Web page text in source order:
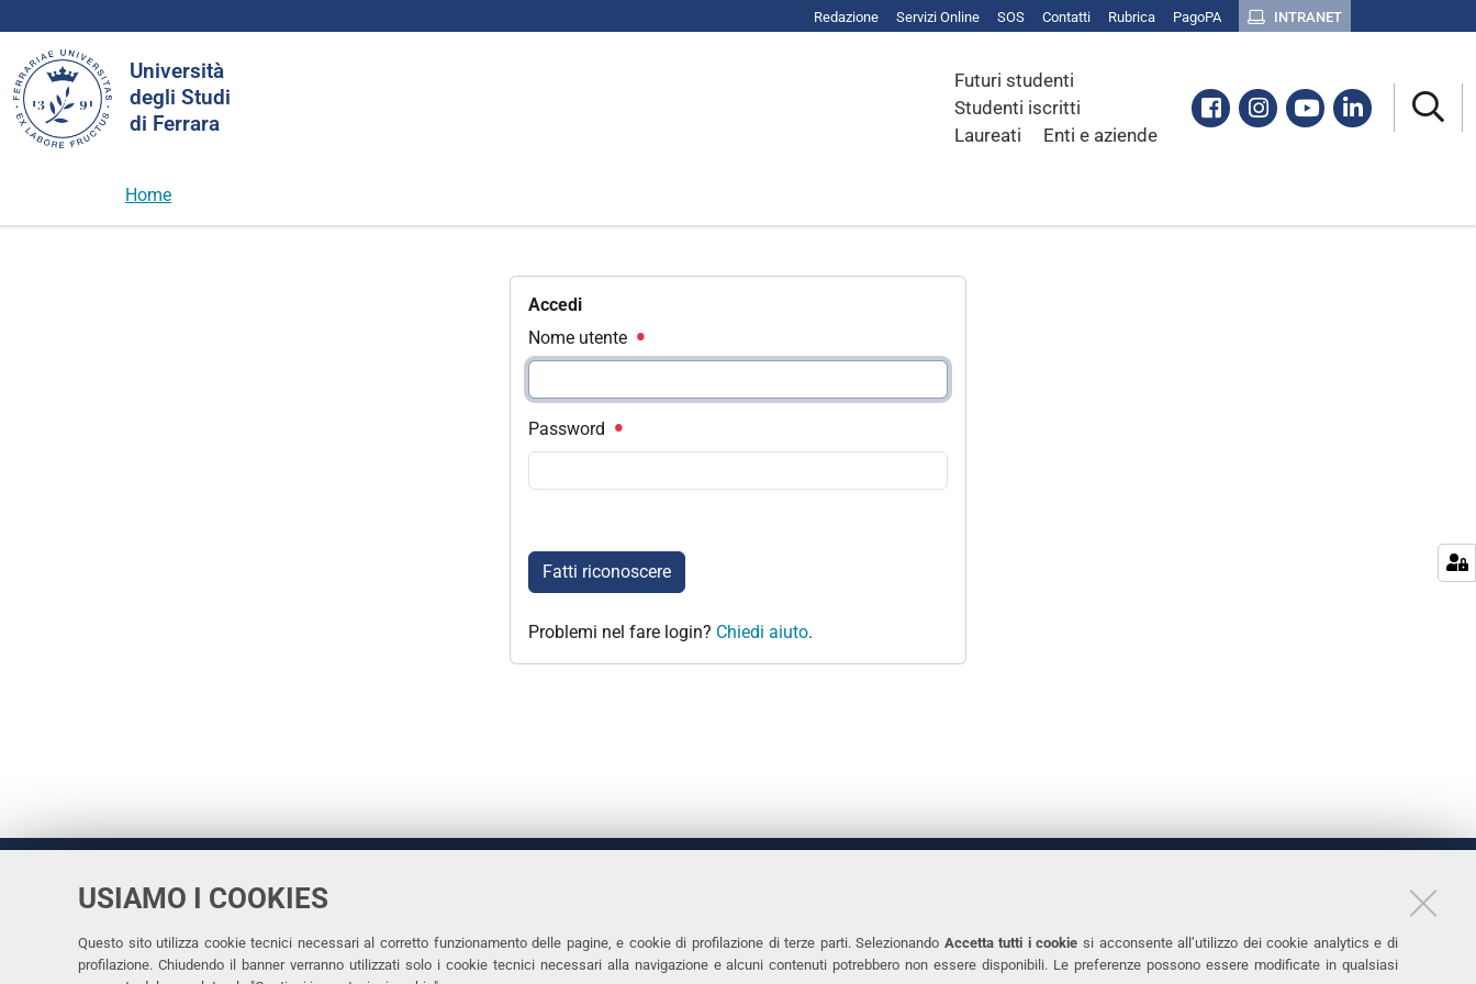
USIAMO I COOKIES
Questo sito utilizza cookie tecnici necessari al corretto funzionamento delle pagine, e cookie di profilazione di terze parti. Selezionando Accetta tutti i cookie si acconsente all’utilizzo dei cookie analytics e di
profilazione. Chiudendo il banner verranno utilizzati solo i cookie tecnici necessari alla navigazione e alcuni contenuti potrebbero non essere disponibili. Le preferenze possono essere modificate in qualsiasi
Redazione Servizi Online SOS Contatti Rubrica PagoPA INTRANET
Università
degli Studi
di Ferrara
Futuri studenti
Studenti iscritti
Laureati
Enti e aziende
Facebook
Instagram
YoutubeLinkedin
nel
sito
Home
Accedi
Nome utente
Password
Fatti riconoscere
Problemi nel fare login? Chiedi aiuto.
Università
di Ferrara
Rettrice: Prof.ssa Laura Ramaciotti
via Ludovico Ariosto, 35 - 44121 Ferrara
Tel. +39 0532 293111
Fax. +39 0532 293031
Accessibilità
Protezione dati personali